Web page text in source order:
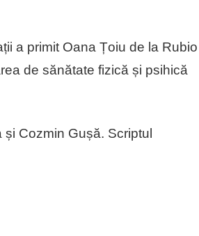
a primit Oana Țoiu de la Rubio
de sănătate fizică și psihică
Cozmin Gușă. Scriptul